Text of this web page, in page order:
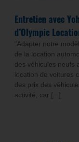
Entretien avec
d’Olympic
"Adapter notre
de la location
des véhicules neufs
location de voitures
des prix des
activité, car [...]